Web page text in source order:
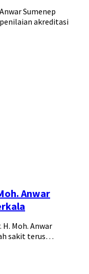
Sumenep
akreditasi
Anwar
H. Moh. Anwar
sakit terus…